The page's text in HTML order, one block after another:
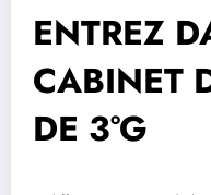
ENTREZ
CABINET
DE 3°G